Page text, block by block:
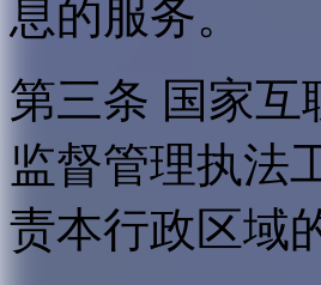
息的服务。
第三条 国家互
监督管理执法
责本行政区域